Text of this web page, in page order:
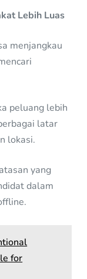
Lebih Luas
menjangkau
peluang lebih
latar
lokasi.
yang
dalam
for